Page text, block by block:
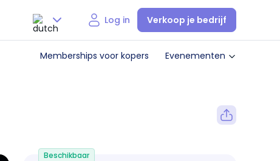
Nederlands
Log in Verkoop je bedrijf
Memberships voor kopers Evenementen
Beschikbaar